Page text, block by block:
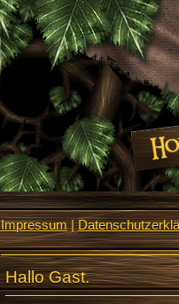
Impressum|
Hallo Gast.